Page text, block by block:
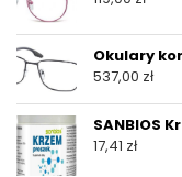
Okulary
537,00 zł
SANBIOS
17,41 zł